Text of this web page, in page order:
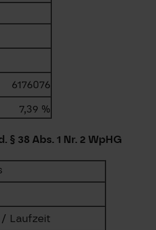
6176076
7,39 %
§ 38 Abs. 1 Nr. 2 WpHG
/ Laufzeit